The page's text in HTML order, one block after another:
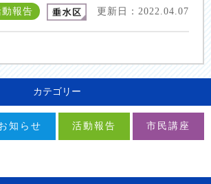
動報告 更新日：2022.04.07
カテゴリー
知らせ 活動報告 市民講座